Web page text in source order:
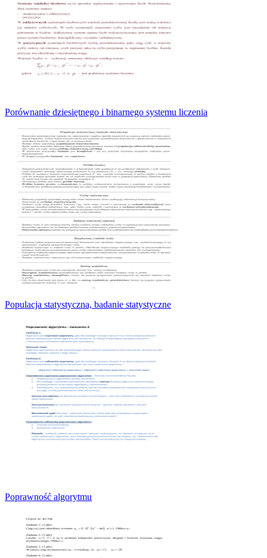
Porównanie dziesiętnego i binarnego systemu liczenia
Populacja statystyczna, badanie statystyczne
Poprawność algorytmu